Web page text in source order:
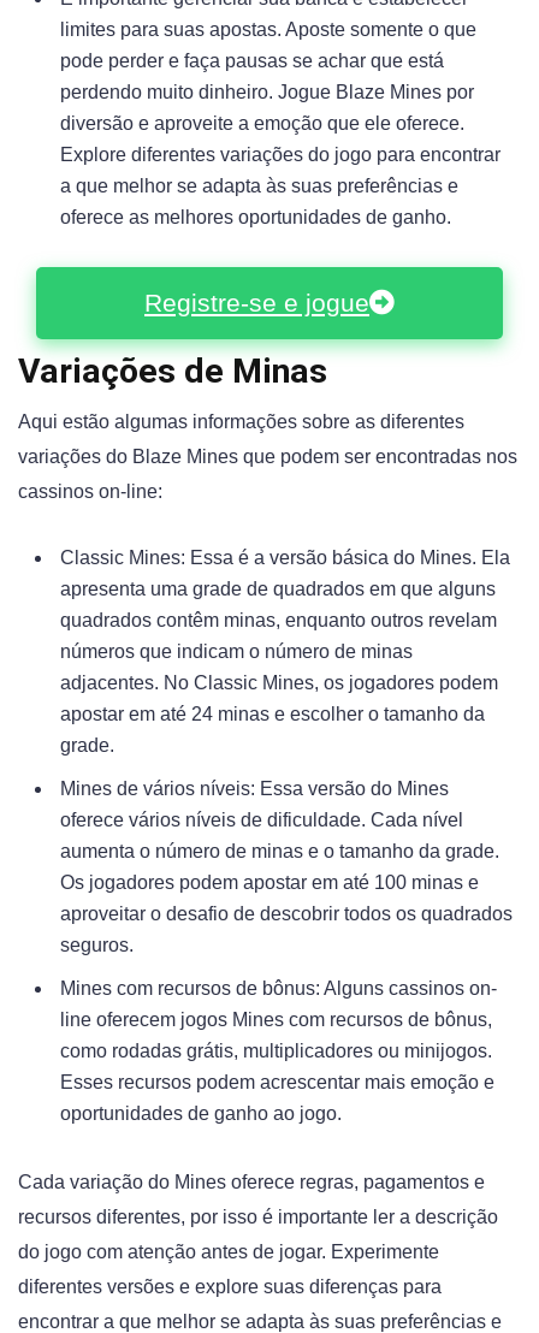
limites para suas apostas. Aposte somente o que
pode perder e faça pausas se achar que está
perdendo muito dinheiro. Jogue Blaze Mines por
diversão e aproveite a emoção que ele oferece.
Explore diferentes variações do jogo para encontrar
a que melhor se adapta às suas preferências e
oferece as melhores oportunidades de ganho.
Registre-se e jogue
Variações de Minas
Aqui estão algumas informações sobre as diferentes
variações do Blaze Mines que podem ser encontradas nos
cassinos on-line:
Classic Mines: Essa é a versão básica do Mines. Ela
apresenta uma grade de quadrados em que alguns
quadrados contêm minas, enquanto outros revelam
números que indicam o número de minas
adjacentes. No Classic Mines, os jogadores podem
apostar em até 24 minas e escolher o tamanho da
grade.
Mines de vários níveis: Essa versão do Mines
oferece vários níveis de dificuldade. Cada nível
aumenta o número de minas e o tamanho da grade.
Os jogadores podem apostar em até 100 minas e
aproveitar o desafio de descobrir todos os quadrados
seguros.
Mines com recursos de bônus: Alguns cassinos on-
line oferecem jogos Mines com recursos de bônus,
como rodadas grátis, multiplicadores ou minijogos.
Esses recursos podem acrescentar mais emoção e
oportunidades de ganho ao jogo.
Cada variação do Mines oferece regras, pagamentos e
recursos diferentes, por isso é importante ler a descrição
do jogo com atenção antes de jogar. Experimente
diferentes versões e explore suas diferenças para
encontrar a que melhor se adapta às suas preferências e